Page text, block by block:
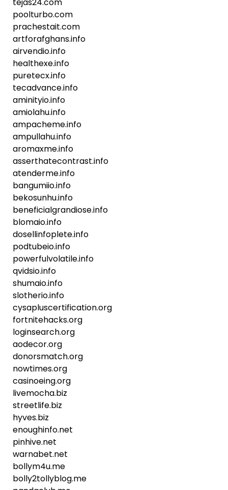
poolturbo.com
prachestait.com
artforafghans.info
airvendio.info
healthexe.info
puretecx.info
tecadvance.info
aminityio.info
amiolahu.info
ampacheme.info
ampullahu.info
aromaxme.info
asserthatecontrast.info
atenderme.info
bangumiio.info
bekosunhu.info
beneficialgrandiose.info
blomaio.info
dosellinfoplete.info
podtubeio.info
powerfulvolatile.info
qvidsio.info
shumaio.info
slotherio.info
cysapluscertification.org
fortnitehacks.org
loginsearch.org
aodecor.org
donorsmatch.org
nowtimes.org
casinoeing.org
livemocha.biz
streetlife.biz
hyves.biz
enoughinfo.net
pinhive.net
warnabet.net
bollym4u.me
bolly2tollyblog.me